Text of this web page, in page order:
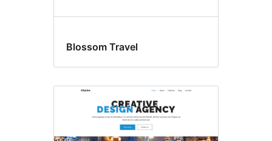
Blossom Travel